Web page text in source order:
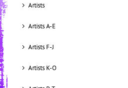
Artists
Artists A-E
Artists F-J
Artists K-O